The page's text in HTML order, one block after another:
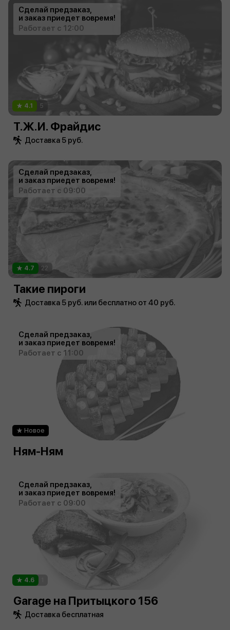
Сделай предзаказ,
и заказ приедет вовремя!
Работает с 12:00
4.1 5
Т.Ж.И. Фрайдис
Доставка 5 руб.
Сделай предзаказ,
и заказ приедет вовремя!
Работает с 09:00
4.7 22
Такие пироги
Доставка 5 руб. или бесплатно от 40 руб.
Сделай предзаказ,
и заказ приедет вовремя!
Работает с 11:00
Новое
Ням-Ням
Сделай предзаказ,
и заказ приедет вовремя!
Работает с 09:00
4.6
Garage на Притыцкого 156
Доставка бесплатная